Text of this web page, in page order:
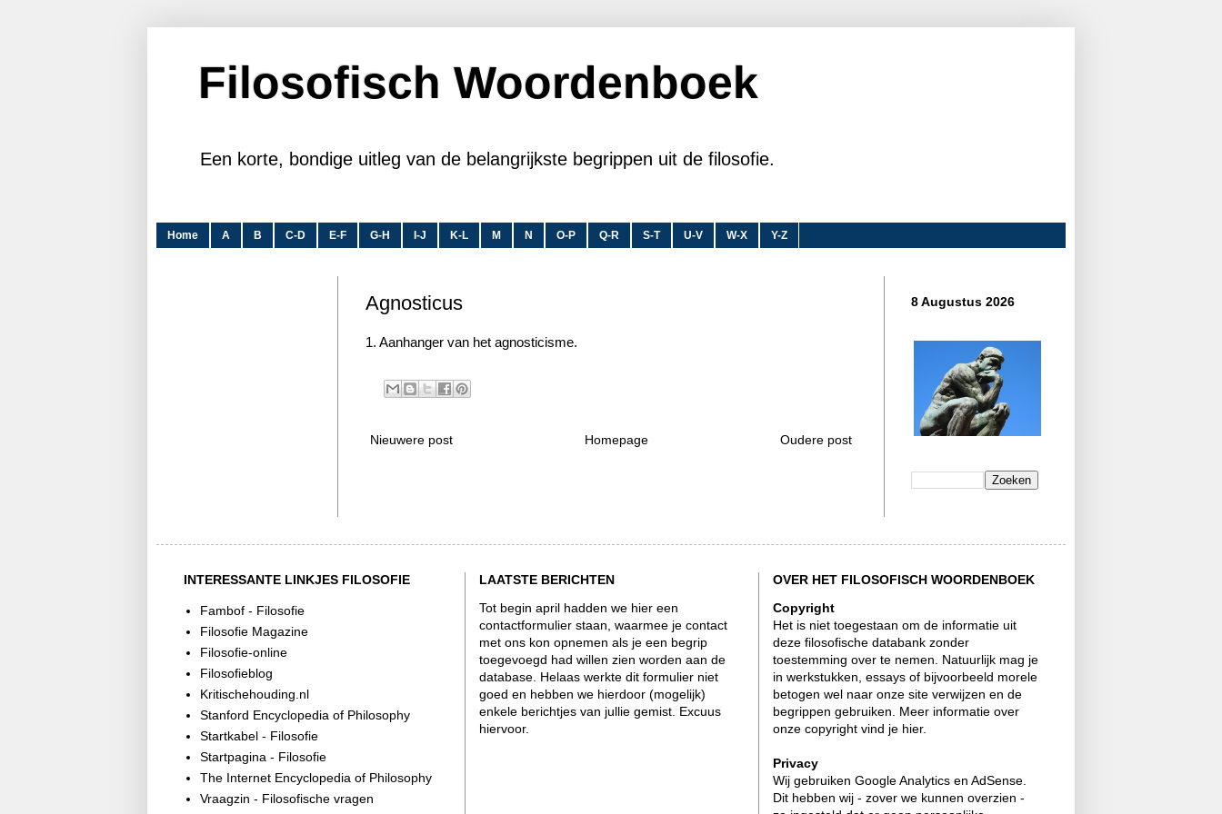
Filosofisch Woordenboek
Een korte, bondige uitleg van de belangrijkste begrippen uit de filosofie.
Home A B C-D E-F G-H I-J K-L M N O-P Q-R S-T U-V W-X Y-Z
Agnosticus
1. Aanhanger van het agnosticisme.
Nieuwere post Oudere post
Homepage
8 Augustus 2026
INTERESSANTE LINKJES FILOSOFIE
Fambof - Filosofie
Filosofie Magazine
Filosofie-online
Filosofieblog
Kritischehouding.nl
Stanford Encyclopedia of Philosophy
Startkabel - Filosofie
Startpagina - Filosofie
The Internet Encyclopedia of Philosophy
Vraagzin - Filosofische vragen
LAATSTE BERICHTEN
Tot begin april hadden we hier een
contactformulier staan, waarmee je contact
met ons kon opnemen als je een begrip
toegevoegd had willen zien worden aan de
database. Helaas werkte dit formulier niet
goed en hebben we hierdoor (mogelijk)
enkele berichtjes van jullie gemist. Excuus
hiervoor.
OVER HET FILOSOFISCH WOORDENBOEK
Copyright
Het is niet toegestaan om de informatie uit
deze filosofische databank zonder
toestemming over te nemen. Natuurlijk mag je
in werkstukken, essays of bijvoorbeeld morele
betogen wel naar onze site verwijzen en de
begrippen gebruiken. Meer informatie over
onze copyright vind je hier.
Privacy
Wij gebruiken Google Analytics en AdSense.
Dit hebben wij - zover we kunnen overzien -